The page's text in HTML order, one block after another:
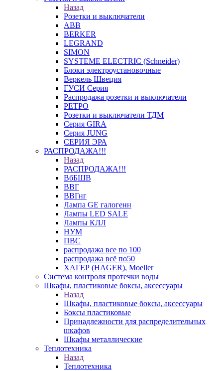
Назад
Розетки и выключатели
ABB
BERKER
LEGRAND
SIMON
SYSTEME ELECTRIC (Schneider)
Блоки электроустановочные
Веркель Швеция
ГУСИ Серия
Распродажа розетки и выключатели
РЕТРО
Розетки и выключатели ТДМ
Серия GIRA
Серия JUNG
СЕРИЯ ЭРА
РАСПРОДАЖА!!!
Назад
РАСПРОДАЖА!!!
ВбБШВ
ВВГ
ВВГнг
Лампа GE галогенн
Лампы LED SALE
Лампы КЛЛ
НУМ
ПВС
распродажа все по 100
распродажа всё по50
ХАГЕР (HAGER), Moeller
Система контроля протечки воды
Шкафы, пластиковые боксы, аксессуары
Назад
Шкафы, пластиковые боксы, аксессуары
Боксы пластиковые
Принадлежности для распределительных
шкафов
Шкафы металлические
Теплотехника
Назад
Теплотехника